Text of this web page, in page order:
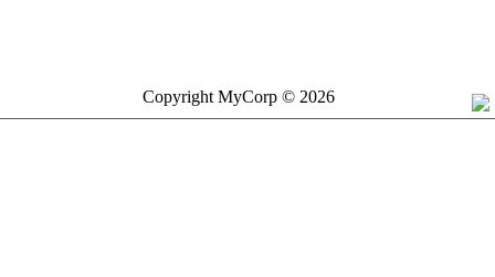
Copyright MyCorp © 2026